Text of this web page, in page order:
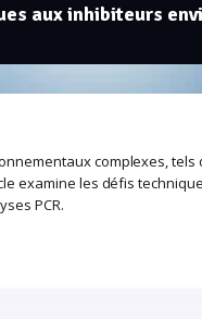
aux inhibiteurs
complexes,
examine les défis
PCR.